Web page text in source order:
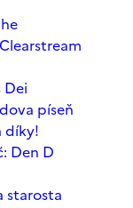
Dei
píseň
díky!
Den D
starosta